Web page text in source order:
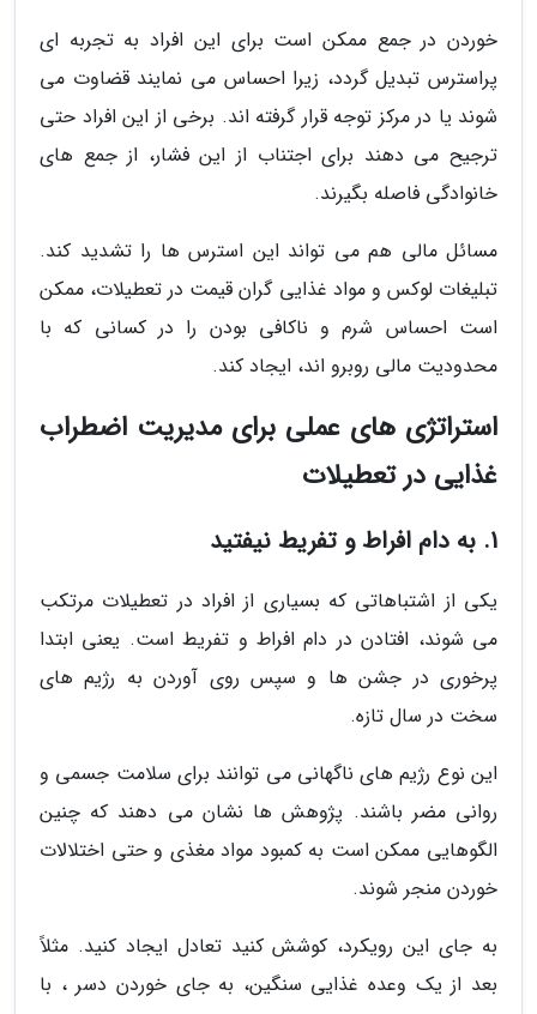
خوردن در جمع ممکن است برای این افراد به تجربه ای
پراسترس تبدیل گردد، زیرا احساس می نمایند قضاوت می
شوند یا در مرکز توجه قرار گرفته اند. برخی از این افراد حتی
ترجیح می دهند برای اجتناب از این فشار، از جمع های
خانوادگی فاصله بگیرند.
مسائل مالی هم می تواند این استرس ها را تشدید کند.
تبلیغات لوکس و مواد غذایی گران قیمت در تعطیلات، ممکن
است احساس شرم و ناکافی بودن را در کسانی که با
محدودیت مالی روبرو اند، ایجاد کند.
استراتژی های عملی برای مدیریت اضطراب
غذایی در تعطیلات
1. به دام افراط و تفریط نیفتید
یکی از اشتباهاتی که بسیاری از افراد در تعطیلات مرتکب
می شوند، افتادن در دام افراط و تفریط است. یعنی ابتدا
پرخوری در جشن ها و سپس روی آوردن به رژیم های
سخت در سال تازه.
این نوع رژیم های ناگهانی می توانند برای سلامت جسمی و
روانی مضر باشند. پژوهش ها نشان می دهند که چنین
الگوهایی ممکن است به کمبود مواد مغذی و حتی اختلالات
خوردن منجر شوند.
به جای این رویکرد، کوشش کنید تعادل ایجاد کنید. مثلاً
بعد از یک وعده غذایی سنگین، به جای خوردن دسر ، با